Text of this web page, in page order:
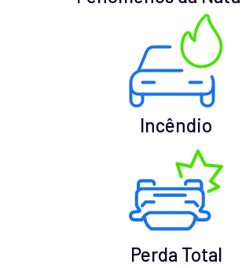
Incêndio
Perda Total